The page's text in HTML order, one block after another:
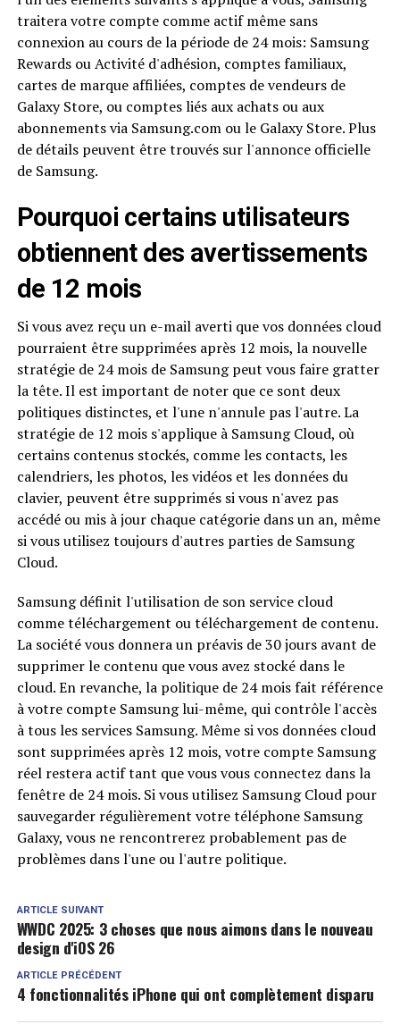
traitera votre compte comme actif même sans
connexion au cours de la période de 24 mois: Samsung
Rewards ou Activité d'adhésion, comptes familiaux,
cartes de marque affiliées, comptes de vendeurs de
Galaxy Store, ou comptes liés aux achats ou aux
abonnements via Samsung.com ou le Galaxy Store. Plus
de détails peuvent être trouvés sur l'annonce officielle
de Samsung.
Pourquoi certains utilisateurs
obtiennent des avertissements
de 12 mois
Si vous avez reçu un e-mail averti que vos données cloud
pourraient être supprimées après 12 mois, la nouvelle
stratégie de 24 mois de Samsung peut vous faire gratter
la tête. Il est important de noter que ce sont deux
politiques distinctes, et l'une n'annule pas l'autre. La
stratégie de 12 mois s'applique à Samsung Cloud, où
certains contenus stockés, comme les contacts, les
calendriers, les photos, les vidéos et les données du
clavier, peuvent être supprimés si vous n'avez pas
accédé ou mis à jour chaque catégorie dans un an, même
si vous utilisez toujours d'autres parties de Samsung
Cloud.
Samsung définit l'utilisation de son service cloud
comme téléchargement ou téléchargement de contenu.
La société vous donnera un préavis de 30 jours avant de
supprimer le contenu que vous avez stocké dans le
cloud. En revanche, la politique de 24 mois fait référence
à votre compte Samsung lui-même, qui contrôle l'accès
à tous les services Samsung. Même si vos données cloud
sont supprimées après 12 mois, votre compte Samsung
réel restera actif tant que vous vous connectez dans la
fenêtre de 24 mois. Si vous utilisez Samsung Cloud pour
sauvegarder régulièrement votre téléphone Samsung
Galaxy, vous ne rencontrerez probablement pas de
problèmes dans l'une ou l'autre politique.
ARTICLE SUIVANT
WWDC 2025: 3 choses que nous aimons dans le nouveau
design d'iOS 26
ARTICLE PRÉCÉDENT
4 fonctionnalités iPhone qui ont complètement disparu